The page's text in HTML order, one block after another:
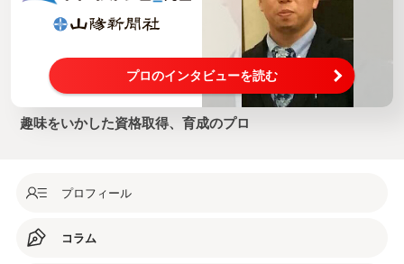
プロのインタビューを読む
趣味をいかした資格取得、育成のプロ
プロフィール
コラム